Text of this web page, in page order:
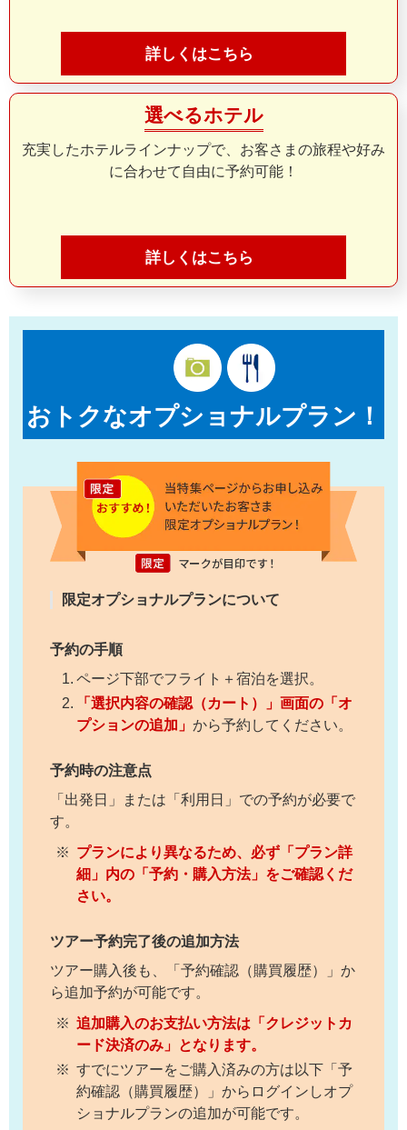
詳しくはこちら
選べるホテル
充実したホテルラインナップで、お客さまの旅程や好み
に合わせて自由に予約可能！
詳しくはこちら
おトクなオプショナルプラン！
限定オプショナルプランについて
予約の手順
ページ下部でフライト＋宿泊を選択。
「選択内容の確認（カート）」画面の「オ
プションの追加」 から予約してください。
予約時の注意点
「出発日」または「利用日」での予約が必要で
す。
プランにより異なるため、必ず「プラン詳
細」内の「予約・購入方法」をご確認くだ
さい。
ツアー予約完了後の追加方法
ツアー購入後も、「予約確認（購買履歴）」か
ら追加予約が可能です。
追加購入のお支払い方法は「クレジットカ
ード決済のみ」となります。
すでにツアーをご購入済みの方は以下「予
約確認（購買履歴）」からログインしオプ
ショナルプランの追加が可能です。